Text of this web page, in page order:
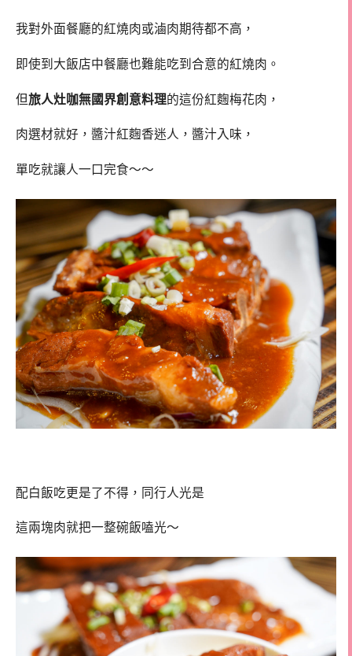
我對外面餐廳的紅燒肉或滷肉期待都不高，
即使到大飯店中餐廳也難能吃到合意的紅燒肉。
但旅人灶咖無國界創意料理的這份紅麴梅花肉，
肉選材就好，醬汁紅麴香迷人，醬汁入味，
單吃就讓人一口完食～～
配白飯吃更是了不得，同行人光是
這兩塊肉就把一整碗飯嗑光～